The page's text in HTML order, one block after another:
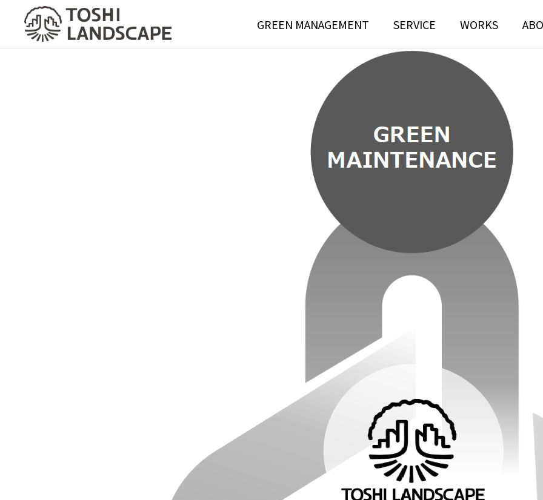
GREEN MANAGEMENT SERVICE WORKS
MAINTENANCE
グリーンメンテナンス部門
植栽管理・メンテナンス
TREE RISK
ASSESSMENT
ツリーリスクアセスメント部
ツリーリスクアセスメント部
樹木診断
根系試掘調査
移植適性度診断